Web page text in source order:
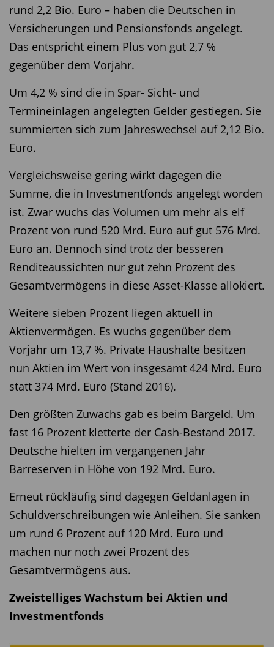
rund 2,2 Bio. Euro – haben die Deutschen in
Versicherungen und Pensionsfonds angelegt.
Das entspricht einem Plus von gut 2,7 %
gegenüber dem Vorjahr.
Um 4,2 % sind die in Spar- Sicht- und
Termineinlagen angelegten Gelder gestiegen. Sie
summierten sich zum Jahreswechsel auf 2,12 Bio.
Euro.
Vergleichsweise gering wirkt dagegen die
Summe, die in Investmentfonds angelegt worden
ist. Zwar wuchs das Volumen um mehr als elf
Prozent von rund 520 Mrd. Euro auf gut 576 Mrd.
Euro an. Dennoch sind trotz der besseren
Renditeaussichten nur gut zehn Prozent des
Gesamtvermögens in diese Asset-Klasse allokiert.
Weitere sieben Prozent liegen aktuell in
Aktienvermögen. Es wuchs gegenüber dem
Vorjahr um 13,7 %. Private Haushalte besitzen
nun Aktien im Wert von insgesamt 424 Mrd. Euro
statt 374 Mrd. Euro (Stand 2016).
Den größten Zuwachs gab es beim Bargeld. Um
fast 16 Prozent kletterte der Cash-Bestand 2017.
Deutsche hielten im vergangenen Jahr
Barreserven in Höhe von 192 Mrd. Euro.
Erneut rückläufig sind dagegen Geldanlagen in
Schuldverschreibungen wie Anleihen. Sie sanken
um rund 6 Prozent auf 120 Mrd. Euro und
machen nur noch zwei Prozent des
Gesamtvermögens aus.
Zweistelliges Wachstum bei Aktien und
Investmentfonds